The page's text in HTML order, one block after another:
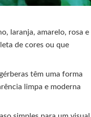
laranja, amarelo, rosa e
de cores ou que
têm uma forma
limpa e moderna